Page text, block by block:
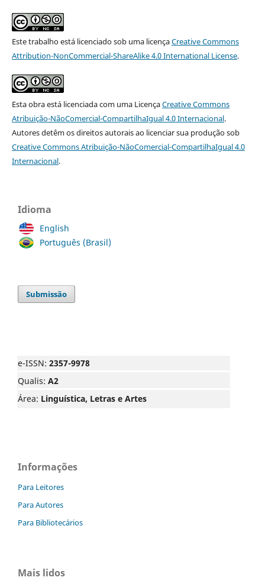
Este trabalho está licenciado sob uma licençaCreative Commons
Attribution-NonCommercial-ShareAlike 4.0 International License.
Esta obra está licenciada com uma LicençaCreative Commons
Atribuição-NãoComercial-CompartilhaIgual 4.0 Internacional.
Autores detêm os direitos autorais ao licenciar sua produção sob
Creative Commons Atribuição-NãoComercial-CompartilhaIgual 4.0
Internacional.
Idioma
English
Português (Brasil)
Submissão
e-ISSN: 2357-9978
Qualis: A2
Área: Linguística, Letras e Artes
Informações
Para Leitores
Para Autores
Para Bibliotecários
Mais lidos